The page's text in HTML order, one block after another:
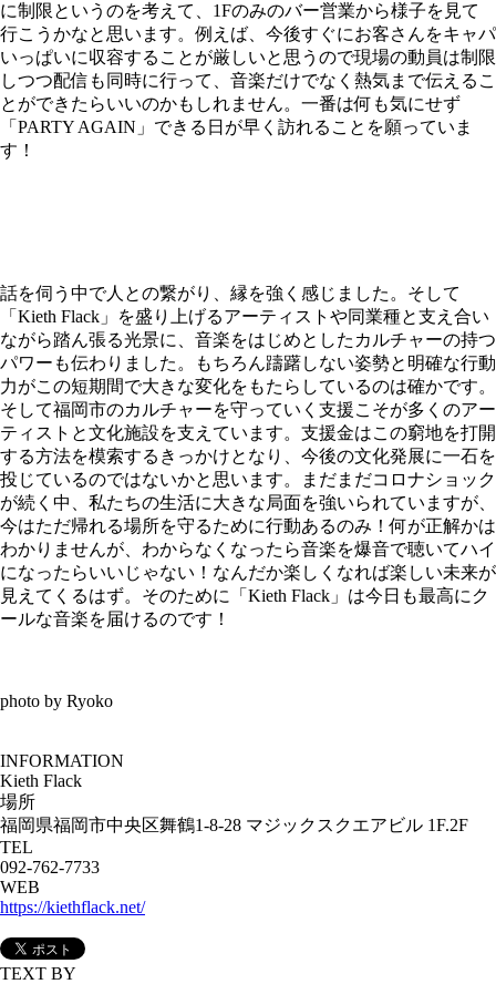
に制限というのを考えて、1Fのみのバー営業から様子を見て
行こうかなと思います。例えば、今後すぐにお客さんをキャパ
いっぱいに収容することが厳しいと思うので現場の動員は制限
しつつ配信も同時に行って、音楽だけでなく熱気まで伝えるこ
とができたらいいのかもしれません。一番は何も気にせず
「PARTY AGAIN」できる日が早く訪れることを願っていま
す！
話を伺う中で人との繋がり、縁を強く感じました。そして
「Kieth Flack」を盛り上げるアーティストや同業種と支え合い
ながら踏ん張る光景に、音楽をはじめとしたカルチャーの持つ
パワーも伝わりました。もちろん躊躇しない姿勢と明確な行動
力がこの短期間で大きな変化をもたらしているのは確かです。
そして福岡市のカルチャーを守っていく支援こそが多くのアー
ティストと文化施設を支えています。支援金はこの窮地を打開
する方法を模索するきっかけとなり、今後の文化発展に一石を
投じているのではないかと思います。まだまだコロナショック
が続く中、私たちの生活に大きな局面を強いられていますが、
今はただ帰れる場所を守るために行動あるのみ！何が正解かは
わかりませんが、わからなくなったら音楽を爆音で聴いてハイ
になったらいいじゃない！なんだか楽しくなれば楽しい未来が
見えてくるはず。そのために「Kieth Flack」は今日も最高にク
ールな音楽を届けるのです！
photo by Ryoko
INFORMATION
Kieth Flack
場所
福岡県福岡市中央区舞鶴1-8-28 マジックスクエアビル 1F.2F
TEL
092-762-7733
WEB
https://kiethflack.net/
TEXT BY